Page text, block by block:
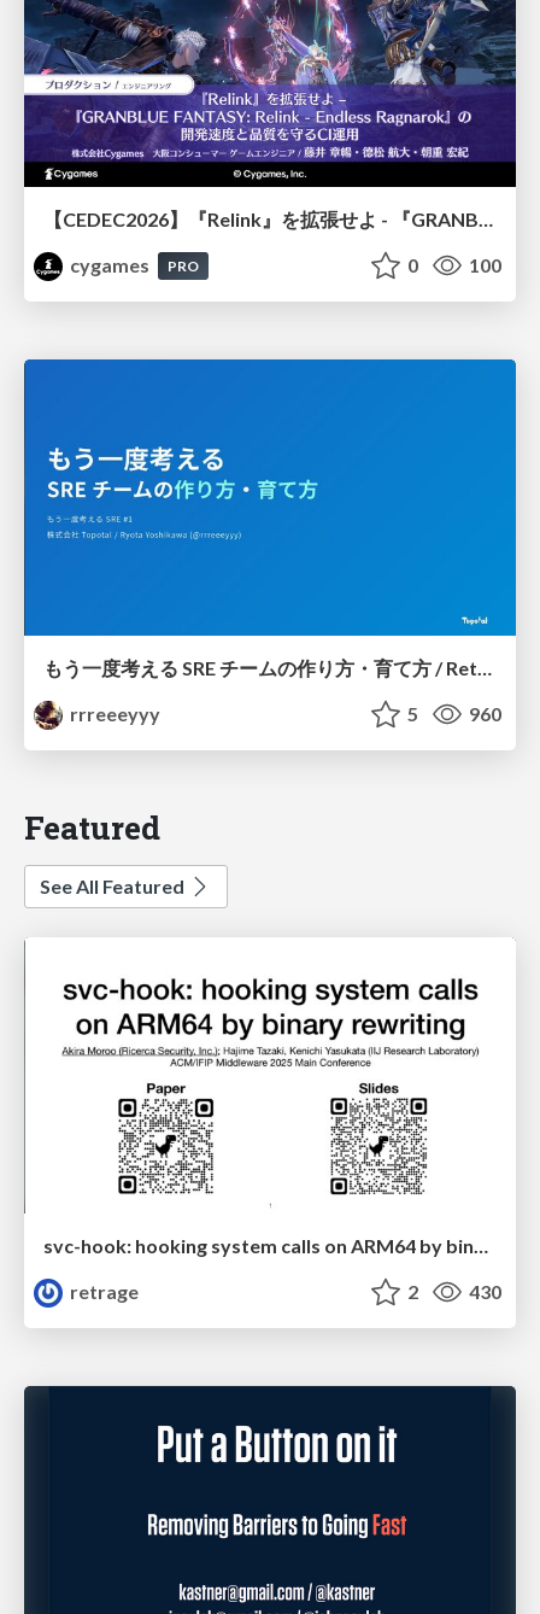
cygames
PRO 0 100
もう一度考える SRE チームの作り方・育て方 / Rethinking SRE #1: Building and Growing SRE Teams
rrreeeyyy
5 960
Featured
See All Featured
svc-hook: hooking system calls on ARM64 by binary rewriting
retrage
2 430